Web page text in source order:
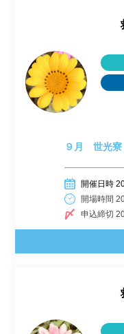
９月 世光
開催日時
開場時間
申込締切